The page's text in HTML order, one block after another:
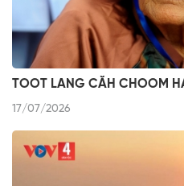
TOOT LANG CĂH CHOOM
17/07/2026